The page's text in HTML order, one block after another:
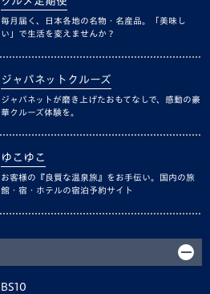
毎月届く、日本各地の名物・名産品。「美味し
い」で生活を変えませんか？
ジャパネットクルーズ
ジャパネットが磨き上げたおもてなしで、感動の豪
華クルーズ体験を。
ゆこゆこ
お客様の『良質な温泉旅』をお手伝い。国内の旅
館・宿・ホテルの宿泊予約サイト
BS10